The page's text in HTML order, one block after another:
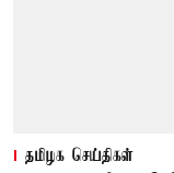
தமிழக செய்திகள்